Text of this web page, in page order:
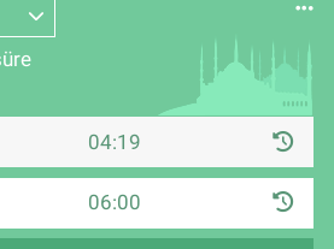
04:19
06:00